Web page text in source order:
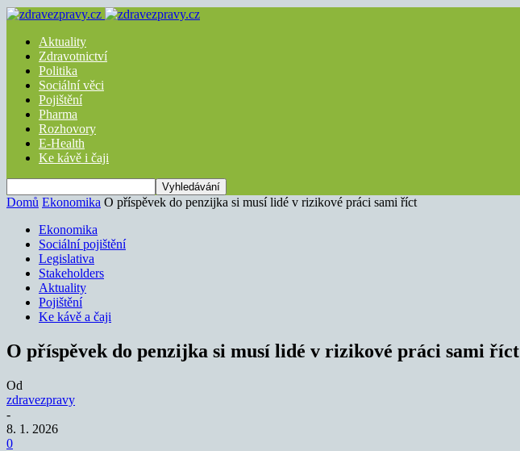
Aktuality
Zdravotnictví
Politika
Sociální věci
Pojištění
Pharma
Rozhovory
E-Health
Ke kávě i čaji
Domů Ekonomika O příspěvek do penzijka si musí lidé v rizikové práci sami říct
Ekonomika
Sociální pojištění
Legislativa
Stakeholders
Aktuality
Pojištění
Ke kávě a čaji
O příspěvek do penzijka si musí lidé v rizikové práci sami říct
Od
zdravezpravy
-
8. 1. 2026
0